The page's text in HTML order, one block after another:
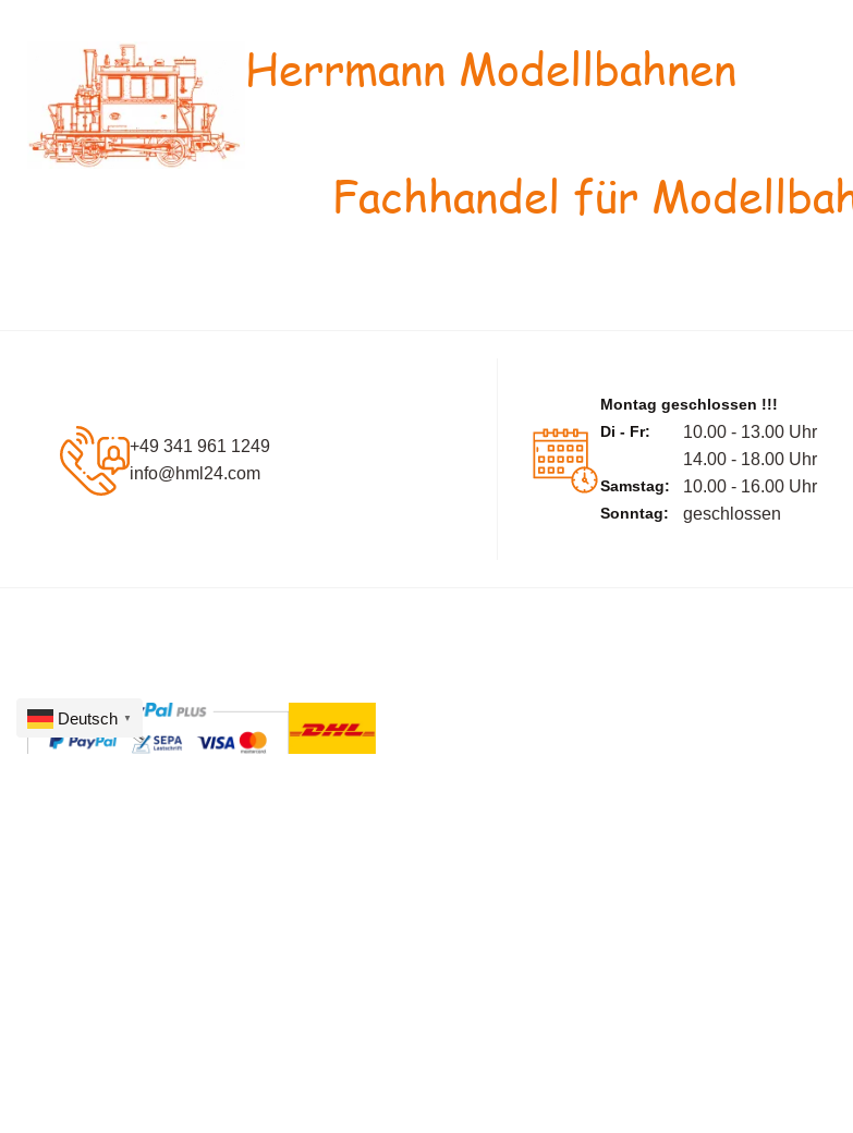
Herrmann Modellbahnen
Fachhandel für
+49 341 961 1249
info@hml24.com
Montag geschlossen !!!
Di - Fr:
10.00 - 13.00 Uhr
14.00 - 18.00 Uhr
Samstag: 10.00 - 16.00 Uhr
Sonntag: geschlossen
Deutsch ▼